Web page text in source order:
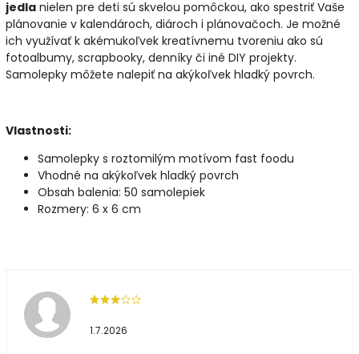
jedla nielen pre deti sú skvelou pomôckou, ako spestriť Vaše
plánovanie v kalendároch, diároch i plánovačoch. Je možné
ich využívať k akémukoľvek kreatívnemu tvoreniu ako sú
fotoalbumy, scrapbooky, denníky či iné DIY projekty.
Samolepky môžete nalepiť na akýkoľvek hladký povrch.
Vlastnosti:
Samolepky s roztomilým motívom fast foodu
Vhodné na akýkoľvek hladký povrch
Obsah balenia: 50 samolepiek
Rozmery: 6 x 6 cm
1.7.2026